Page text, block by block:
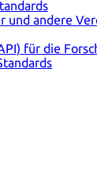
und andere
für die